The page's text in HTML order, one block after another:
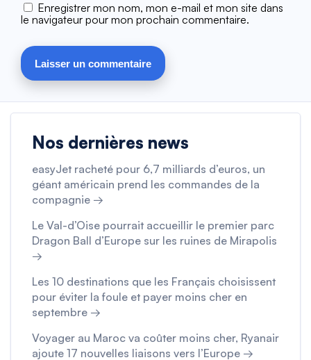
Enregistrer mon nom, mon e-mail et mon site dans
le navigateur pour mon prochain commentaire.
Nos dernières news
easyJet racheté pour 6,7 milliards d’euros, un
géant américain prend les commandes de la
compagnie →
Le Val-d’Oise pourrait accueillir le premier parc
Dragon Ball d’Europe sur les ruines de Mirapolis
→
Les 10 destinations que les Français choisissent
pour éviter la foule et payer moins cher en
septembre →
Voyager au Maroc va coûter moins cher, Ryanair
ajoute 17 nouvelles liaisons vers l’Europe →